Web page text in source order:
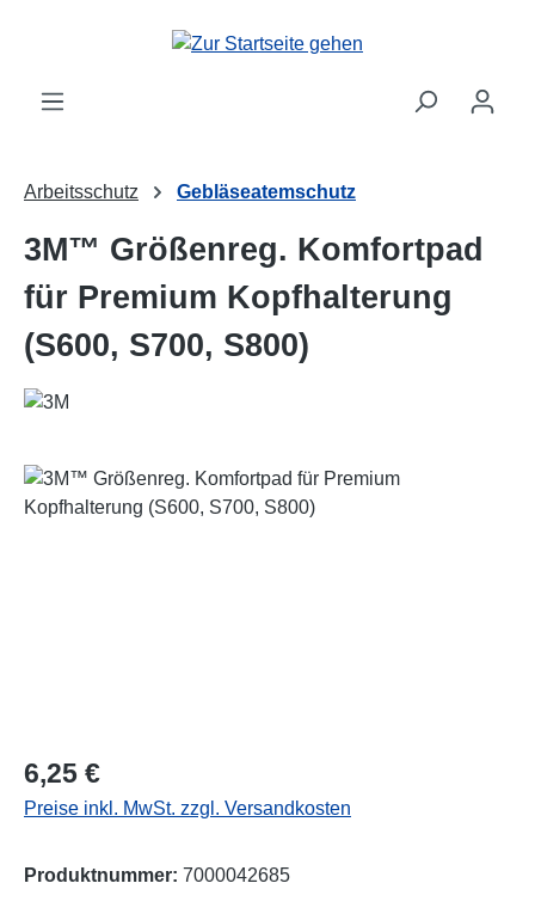
Zum Hauptinhalt springen
Arbeitsschutz Gebläseatemschutz
3M™ Größenreg. Komfortpad
für Premium Kopfhalterung
(S600, S700, S800)
Bildergalerie überspringen
Regulärer Preis:
6,25 €
Preise inkl. MwSt. zzgl. Versandkosten
Produktnummer: 7000042685